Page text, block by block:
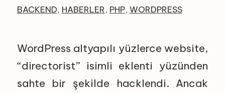
BACKEND, HABERLER, PHP, WORDPRESS
WordPress altyapılı yüzlerce website,
“directorist” isimli eklenti yüzünden
sahte bir şekilde hacklendi. Ancak